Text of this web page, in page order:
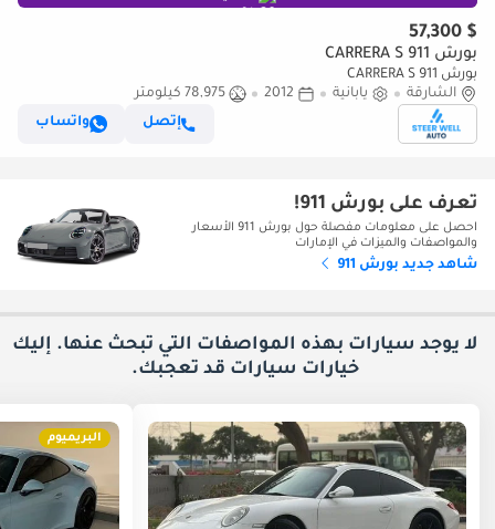
$ 57,300
بورش 911 CARRERA S
بورش 911 CARRERA S
الشارقة
يابانية 2012
78,975 كيلومتر
إتصل
واتساب
تعرف على بورش 911!
احصل على معلومات مفصلة حول بورش 911 الأسعار
والمواصفات والميزات في الإمارات
شاهد جديد بورش 911
لا يوجد سيارات بهذه المواصفات التي تبحث عنها. إليك
خيارات سيارات قد تعجبك.
البريميوم